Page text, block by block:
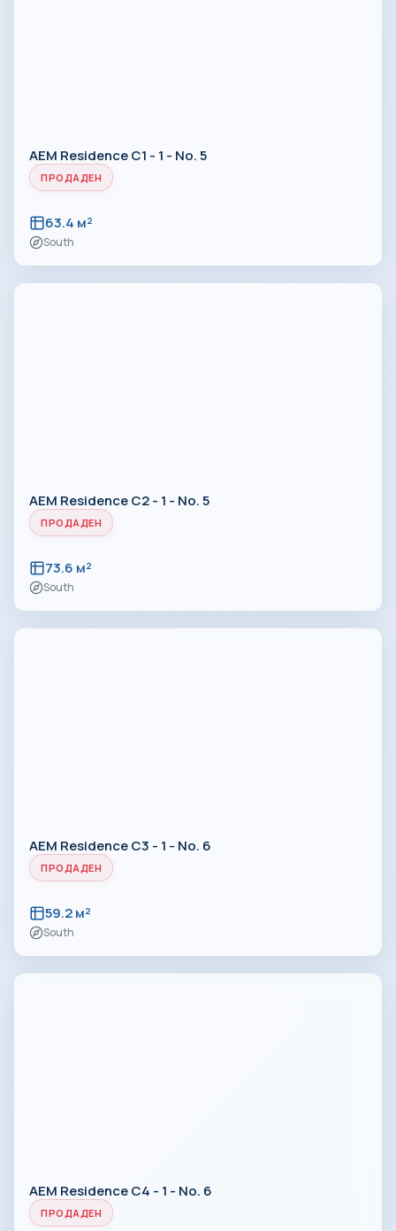
AEM Residence C1 - 1 - No. 5
ПРОДАДЕН
63.4 м²
South
AEM Residence C2 - 1 - No. 5
ПРОДАДЕН
73.6 м²
South
AEM Residence C3 - 1 - No. 6
ПРОДАДЕН
59.2 м²
South
AEM Residence C4 - 1 - No. 6
ПРОДАДЕН